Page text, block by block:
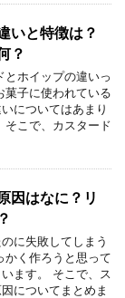
いと特徴は？
？
ホイップの違いっ
菓子に使われている
についてはあまり
そこで、カスタード
因はなに？リ
に失敗してしまう
かく作ろうと思って
ます。 そこで、ス
についてまとめま